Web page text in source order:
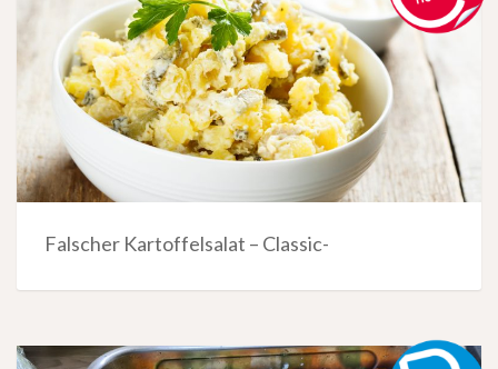
Falscher Kartoffelsalat – Classic-